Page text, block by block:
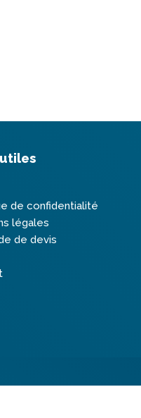
de confidentialité
légales
de devis